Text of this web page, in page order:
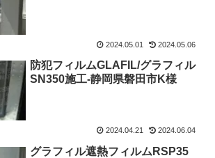
2024.05.01 2024.05.06
防犯フィルムGLAFIL/グラフィル
SN350施工-静岡県磐田市K様
2024.04.21 2024.06.04
グラフィル遮熱フィルムRSP35